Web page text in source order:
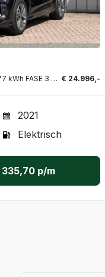
40 Launch edition Advanced 77 kWh FASE 3 Dealer ond € 24.996,-
2021
Elektrisch
335,70p/m